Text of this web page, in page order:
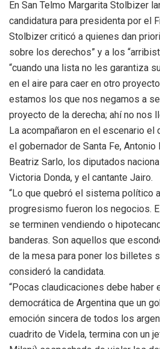
En San Telmo Margarita Stolbizer
candidatura para presidenta por el
Stolbizer criticó a quienes dan
sobre los derechos” y a los
“cuando una lista no les garantiza
en el aire para caer en otro
estamos los que nos negamos a
proyecto de la derecha; ahí no nos
La acompañaron en el escenario el
el gobernador de Santa Fe,
Beatriz Sarlo, los diputados
Victoria Donda, y el cantante Jairo.
“Lo que quebró el sistema político
progresismo fueron los negocios.
se terminen vendiendo o
banderas. Son aquellos que
de la mesa para poner los billetes
consideró la candidata.
“Pocas claudicaciones debe haber
democrática de Argentina que un
emoción sincera de todos los
cuadrito de Videla, termina con un